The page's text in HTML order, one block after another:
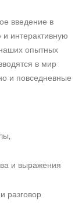
введение в
интерактивную
опытных
в мир
и повседневные
и выражения
разговор